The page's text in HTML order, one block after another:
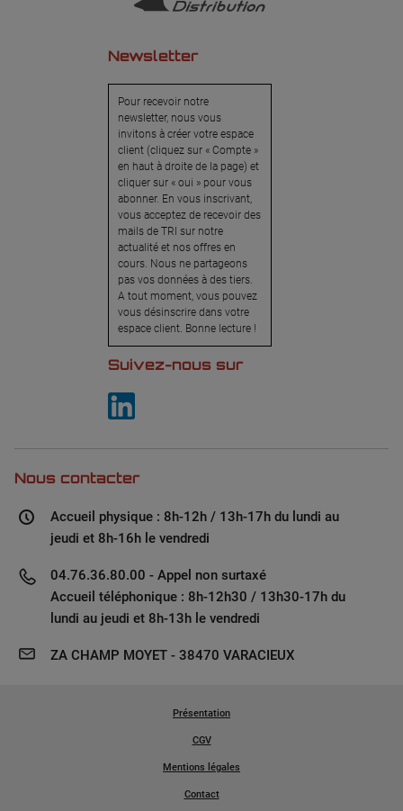
Newsletter
Pour recevoir notre
newsletter, nous vous
invitons à créer votre espace
client (cliquez sur « Compte »
en haut à droite de la page) et
cliquer sur « oui » pour vous
abonner. En vous inscrivant,
vous acceptez de recevoir des
mails de TRI sur notre
actualité et nos offres en
cours. Nous ne partageons
pas vos données à des tiers.
A tout moment, vous pouvez
vous désinscrire dans votre
espace client. Bonne lecture !
Suivez-nous sur
Nous contacter
Accueil physique : 8h-12h / 13h-17h du lundi au
jeudi et 8h-16h le vendredi
04.76.36.80.00 - Appel non surtaxé
Accueil téléphonique : 8h-12h30 / 13h30-17h du
lundi au jeudi et 8h-13h le vendredi
ZA CHAMP MOYET - 38470 VARACIEUX
Présentation
CGV
Mentions légales
Contact